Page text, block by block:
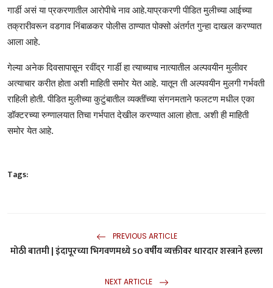
गार्डी असं या प्रकरणातील आरोपीचे नाव आहे.याप्रकरणी पीडित मुलीच्या आईच्या
तक्रारीवरून वडगाव निंबाळकर पोलीस ठाण्यात पोक्सो अंतर्गत गुन्हा दाखल करण्यात
आला आहे.
गेल्या अनेक दिवसापासून रवींद्र गार्डी हा त्याच्याच नात्यातील अल्पवयीन मुलीवर
अत्याचार करीत होता अशी माहिती समोर येत आहे. यातून ती अल्पवयीन मुलगी गर्भवती
राहिली होती. पीडित मुलीच्या कुटुंबातील व्यक्तींच्या संगनमताने फलटण मधील एका
डॉक्टरच्या रुग्णालयात तिचा गर्भपात देखील करण्यात आला होता. अशी ही माहिती
समोर येत आहे.
Tags:
PREVIOUS ARTICLE
मोठी बातमी | इंदापूरच्या भिगवणमध्ये 50 वर्षीय व्यक्तीवर धारदार शस्त्राने हल्ला
NEXT ARTICLE